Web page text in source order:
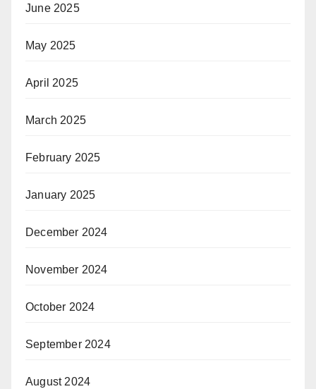
June 2025
May 2025
April 2025
March 2025
February 2025
January 2025
December 2024
November 2024
October 2024
September 2024
August 2024